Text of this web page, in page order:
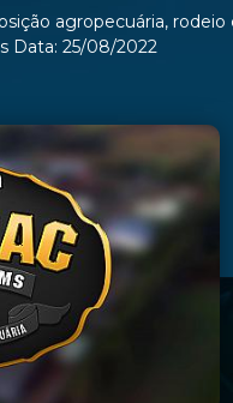
agropecuária, rodeio
Data: 25/08/2022